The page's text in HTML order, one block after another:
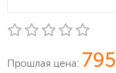
Прошлая цена: